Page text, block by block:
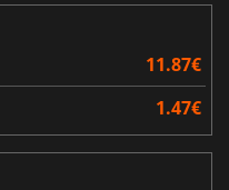
11.87€
1.47€